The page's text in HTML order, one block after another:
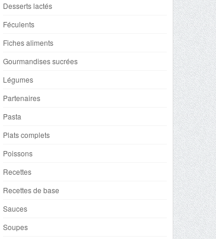
Desserts lactés
Féculents
Fiches aliments
Gourmandises sucrées
Légumes
Partenaires
Pasta
Plats complets
Poissons
Recettes
Recettes de base
Sauces
Soupes